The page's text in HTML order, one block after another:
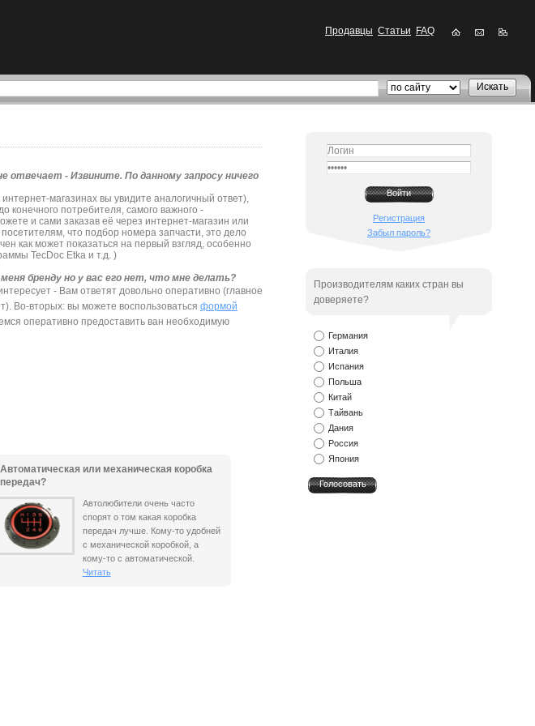
Продавцы Статьи FAQ
Регистрация
Забыл пароль?
Производителям каких стран вы
доверяете?
Германия
Италия
Испания
Польша
Китай
Тайвань
Дания
Россия
Япония
отвечает - Извините. По данному запросу ничего
магазинах вы увидите аналогичный ответ),
конечного потребителя, самого важного -
и сами заказав её через интернет-магазин или
что подбор номера запчасти, это дело
как может показаться на первый взгляд, особенно
TecDoc Etka и т.д. )
бренду но у вас его нет, что мне делать?
- Вам ответят довольно оперативно (главное
Во-вторых: вы можете воспользоваться формой
оперативно предоставить ван необходимую
Автоматическая или механическая коробка
передач?
Автолюбители очень часто
спорят о том какая коробка
передач лучше. Кому-то удобней
с механической коробкой, а
кому-то с автоматической.
Читать